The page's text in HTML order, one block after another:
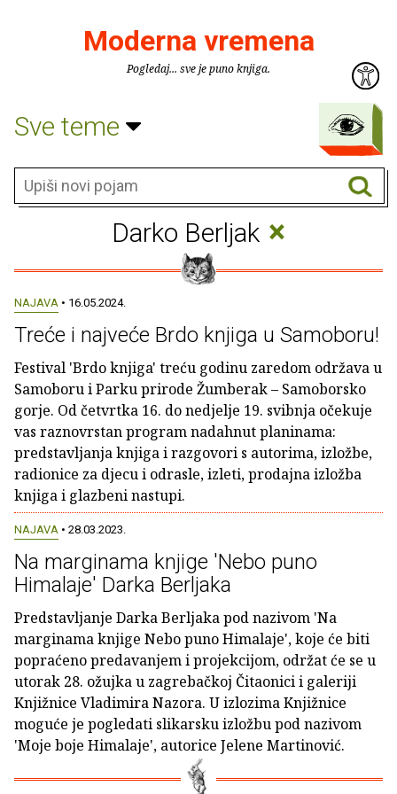
Moderna vremena
Pogledaj... sve je puno knjiga.
Sve teme
Darko Berljak ×
NAJAVA • 16.05.2024.
Treće i najveće Brdo knjiga u Samoboru!
Festival 'Brdo knjiga' treću godinu zaredom održava u
Samoboru i Parku prirode Žumberak – Samoborsko
gorje. Od četvrtka 16. do nedjelje 19. svibnja očekuje
vas raznovrstan program nadahnut planinama:
predstavljanja knjiga i razgovori s autorima, izložbe,
radionice za djecu i odrasle, izleti, prodajna izložba
knjiga i glazbeni nastupi.
NAJAVA • 28.03.2023.
Na marginama knjige 'Nebo puno
Himalaje' Darka Berljaka
Predstavljanje Darka Berljaka pod nazivom 'Na
marginama knjige Nebo puno Himalaje', koje će biti
popraćeno predavanjem i projekcijom, održat će se u
utorak 28. ožujka u zagrebačkoj Čitaonici i galeriji
Knjižnice Vladimira Nazora. U izlozima Knjižnice
moguće je pogledati slikarsku izložbu pod nazivom
'Moje boje Himalaje', autorice Jelene Martinović.